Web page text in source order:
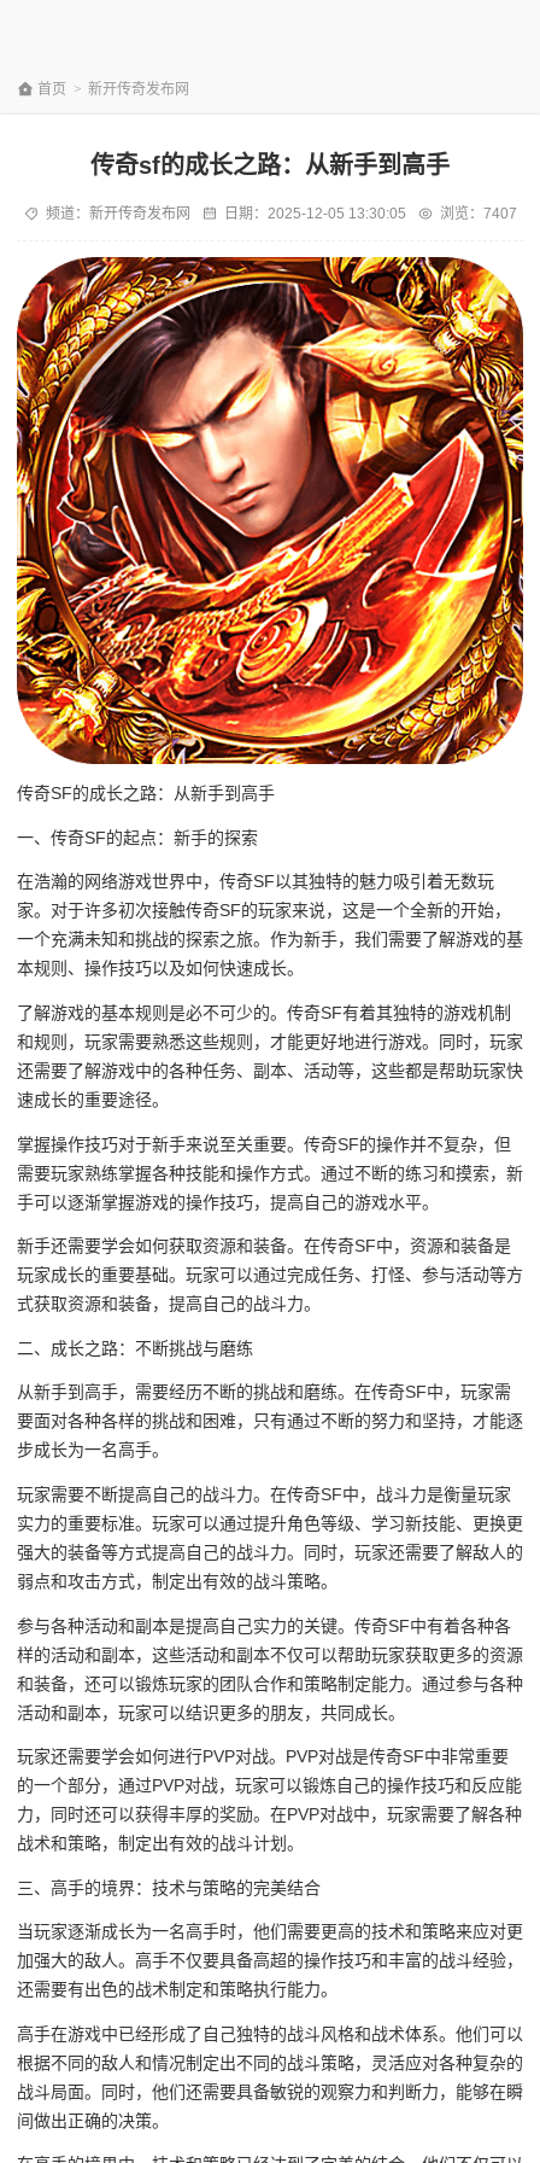
首页 > 新开传奇发布网
传奇sf的成长之路：从新手到高手
频道： 新开传奇发布网 日期： 2025-12-05 13:30:05 浏览：7407
传奇SF的成长之路：从新手到高手
一、传奇SF的起点：新手的探索
在浩瀚的网络游戏世界中，传奇SF以其独特的魅力吸引着无数玩
家。对于许多初次接触传奇SF的玩家来说，这是一个全新的开始，
一个充满未知和挑战的探索之旅。作为新手，我们需要了解游戏的基
本规则、操作技巧以及如何快速成长。
了解游戏的基本规则是必不可少的。传奇SF有着其独特的游戏机制
和规则，玩家需要熟悉这些规则，才能更好地进行游戏。同时，玩家
还需要了解游戏中的各种任务、副本、活动等，这些都是帮助玩家快
速成长的重要途径。
掌握操作技巧对于新手来说至关重要。传奇SF的操作并不复杂，但
需要玩家熟练掌握各种技能和操作方式。通过不断的练习和摸索，新
手可以逐渐掌握游戏的操作技巧，提高自己的游戏水平。
新手还需要学会如何获取资源和装备。在传奇SF中，资源和装备是
玩家成长的重要基础。玩家可以通过完成任务、打怪、参与活动等方
式获取资源和装备，提高自己的战斗力。
二、成长之路：不断挑战与磨练
从新手到高手，需要经历不断的挑战和磨练。在传奇SF中，玩家需
要面对各种各样的挑战和困难，只有通过不断的努力和坚持，才能逐
步成长为一名高手。
玩家需要不断提高自己的战斗力。在传奇SF中，战斗力是衡量玩家
实力的重要标准。玩家可以通过提升角色等级、学习新技能、更换更
强大的装备等方式提高自己的战斗力。同时，玩家还需要了解敌人的
弱点和攻击方式，制定出有效的战斗策略。
参与各种活动和副本是提高自己实力的关键。传奇SF中有着各种各
样的活动和副本，这些活动和副本不仅可以帮助玩家获取更多的资源
和装备，还可以锻炼玩家的团队合作和策略制定能力。通过参与各种
活动和副本，玩家可以结识更多的朋友，共同成长。
玩家还需要学会如何进行PVP对战。PVP对战是传奇SF中非常重要
的一个部分，通过PVP对战，玩家可以锻炼自己的操作技巧和反应能
力，同时还可以获得丰厚的奖励。在PVP对战中，玩家需要了解各种
战术和策略，制定出有效的战斗计划。
三、高手的境界：技术与策略的完美结合
当玩家逐渐成长为一名高手时，他们需要更高的技术和策略来应对更
加强大的敌人。高手不仅要具备高超的操作技巧和丰富的战斗经验，
还需要有出色的战术制定和策略执行能力。
高手在游戏中已经形成了自己独特的战斗风格和战术体系。他们可以
根据不同的敌人和情况制定出不同的战斗策略，灵活应对各种复杂的
战斗局面。同时，他们还需要具备敏锐的观察力和判断力，能够在瞬
间做出正确的决策。